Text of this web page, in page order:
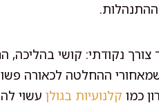
ההתנהלות.
נקודתי: קושי בהליכה,
ההחלטה לכאורה
כמו קלנועיות בגולן עשוי